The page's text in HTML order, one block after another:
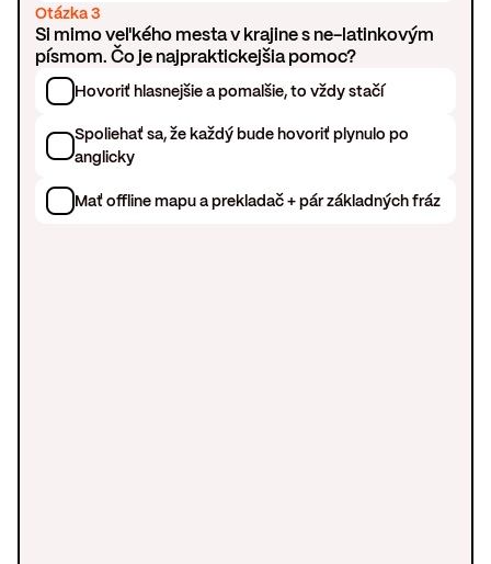
Otázka 3
Si mimo veľkého mesta v krajine s ne-latinkovým
písmom. Čo je najpraktickejšia pomoc?
Hovoriť hlasnejšie a pomalšie, to vždy stačí
Spoliehať sa, že každý bude hovoriť plynulo po
anglicky
Mať offline mapu a prekladač + pár základných fráz